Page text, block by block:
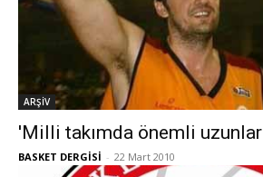
ARŞİV
'Milli takımda önemli
BASKET DERGİSİ - 22 Mart 2010